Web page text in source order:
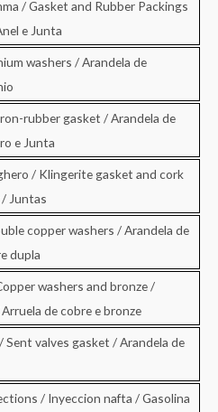
/ Gasket and Rubber Packings
e Junta
washers / Arandela de
rubber gasket / Arandela de
e Junta
/ Klingerite gasket and cork
Juntas
copper washers / Arandela de
dupla
washers and bronze /
de cobre e bronze
Sent valves gasket / Arandela de
/ Inyeccion nafta / Gasolina